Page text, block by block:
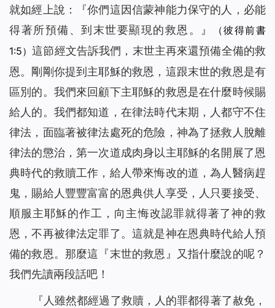
就如經上說：『你們這因信蒙神能力保守的人，必能
得著所預備、到末世要顯現的救恩。』
（彼得前書
1:5）這節經文告訴我們，末世主再來還預備全備的救
恩。剛剛你提到主耶穌的救恩，這跟末世的救恩是有
區別的。我們來回顧下主耶穌的救恩是在什麼時候賜
給人的。我們都知道，在律法時代末期，人都守不住
律法，面臨著被律法處死的危險，神為了拯救人脫離
律法的懲治，第一次道成肉身以主耶穌的名開展了恩
典時代的救贖工作，給人帶來悔改的道，為人醫病趕
鬼，賜給人豐豐富富的恩典供人享受，人只要接受、
順服主耶穌的作工，向主悔改認罪就得著了神的救
恩，不再被律法定罪了。這就是神在恩典時代給人預
備的救恩。那麼這『末世的救恩』又指什麼說的呢？
我們先讀兩段話吧！
『 人雖然都經過了救贖，人的罪都得著了赦免，